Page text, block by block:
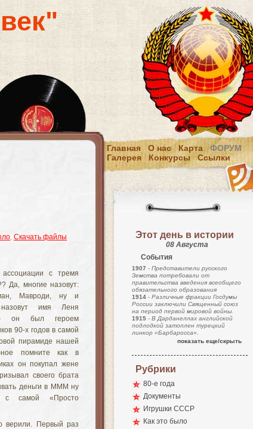
Главная О нас Карта
ФОРУМ
Галерея
Конкурсы Ссылки
, Скачать файлы
с тремя
Да, многие назовут:
Мавроди, ну и
имя Леня
он был героем
90-х годов в самой
пирамиде нашей
помните как в
он покупал жене
своего брата
деньги в МММ ну
с самой «Просто
верили. Первый раз
Этот день в истории
08 Августа
События
1907 - Представители русского
Земства потребовали от
правительства введения всеобщего
обязательного образования
1914 - Различные фракции Госдумы
России заключили Священный союз
на период первой мировой войны.
1915 - В Дарданеллах английской
подлодкой затоплен турецкий
линкор «Барбаросса».
показать еще/скрыть
Рубрики
80-е года
Документы
Игрушки СССР
Как это было